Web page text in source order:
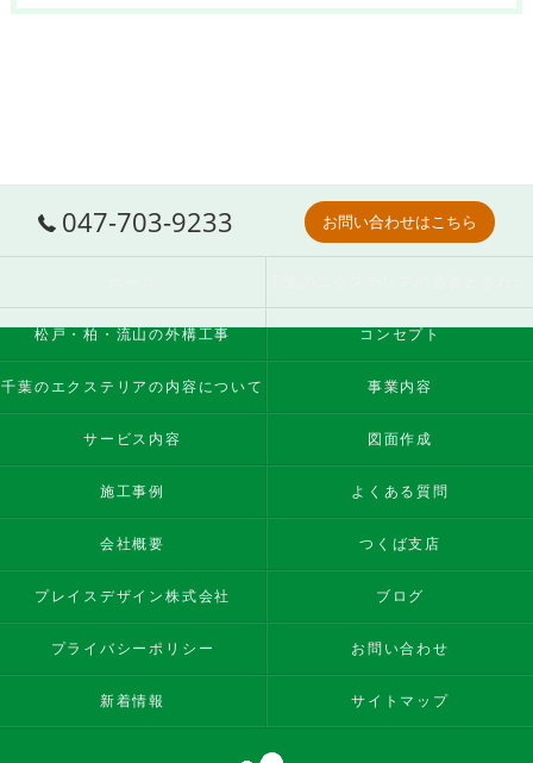
047-703-9233 お問い合わせはこちら
松戸・柏・流山の外構工事 コンセプト
千葉のエクステリアの内容について 事業内容
サービス内容 図面作成
施工事例 よくある質問
会社概要 つくば支店
プレイスデザイン株式会社 ブログ
プライバシーポリシー お問い合わせ
新着情報 サイトマップ